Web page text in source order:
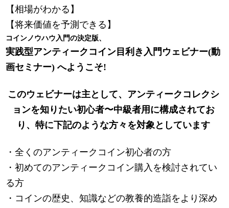
【相場がわかる】
【将来価値を予測できる】
コインノウハウ入門の決定版、
実践型アンティークコイン目利き入門ウェビナー(動
画セミナー) へようこそ!
このウェビナーは主として、アンティークコレクシ
ョンを知りたい初心者〜中級者用に構成されてお
り、特に下記のような方々を対象としています
・全くのアンティークコイン初心者の方
・初めてのアンティークコイン購入を検討されてい
る方
・コインの歴史、知識などの教養的造詣をより深め